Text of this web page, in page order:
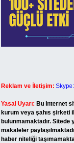
Reklam ve İletişim:
Yasal Uyarı: Bu internet
kurum veya şahıs şirketi
bulunmamaktadır. Sitede
makaleler
haber niteliği